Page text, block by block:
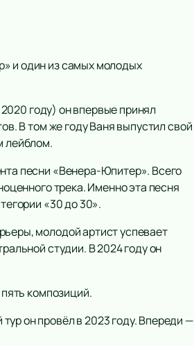
и один из самых молодых
году) он впервые принял
В том же году Ваня выпустил свой
лейблом.
песни «Венера-Юпитер». Всего
трека. Именно эта песня
«30 до 30».
молодой артист успевает
студии. В 2024 году он
композиций.
он провёл в 2023 году. Впереди —